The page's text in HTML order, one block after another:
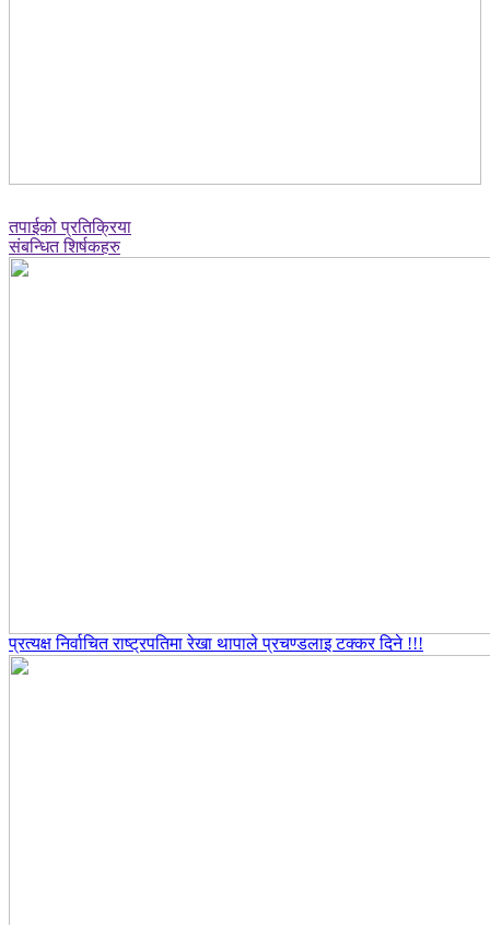
तपाईको प्रतिक्रिया
संबन्धित शिर्षकहरु
प्रत्यक्ष निर्वाचित राष्ट्रपतिमा रेखा थापाले प्रचण्डलाइ टक्कर दिने !!!